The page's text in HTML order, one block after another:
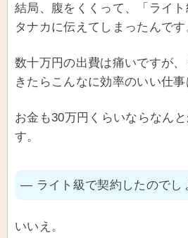
結局、腹をくくって、「ライ
タナカに伝えてしまったんです
数十万円の出費は痛いですが
きたらこんなに効率のいい仕事
お金も30万円くらいならなん
す。
― ライト級で契約したのでし
いいえ。